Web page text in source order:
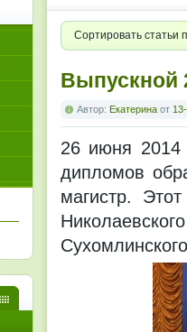
Сортировать статьи
Выпускной
Автор: Екатерина от
26 июня 2014
дипломов
магистр.